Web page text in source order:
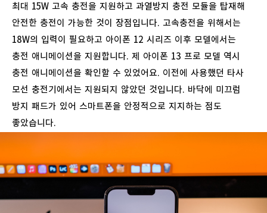
최대 15W 고속 충전을 지원하고 과열방지 충전 모듈을 탑재해
안전한 충전이 가능한 것이 장점입니다. 고속충전을 위해서는
18W의 입력이 필요하고 아이폰 12 시리즈 이후 모델에서는
충전 애니메이션을 지원합니다. 제 아이폰 13 프로 모델 역시
충전 애니메이션을 확인할 수 있었어요. 이전에 사용했던 타사
모선 충전기에서는 지원되지 않았던 것입니다. 바닥에 미끄럼
방지 패드가 있어 스마트폰을 안정적으로 지지하는 점도
좋았습니다.